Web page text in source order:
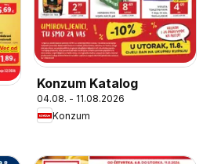
Konzum Katalog
04.08. - 11.08.2026
Konzum